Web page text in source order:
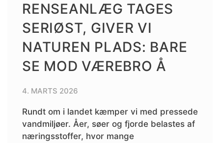
RENSEANLÆG TAGES
SERIØST, GIVER VI
NATUREN PLADS: BARE
SE MOD VÆREBRO Å
4. MARTS 2026
Rundt om i landet kæmper vi med pressede
vandmiljøer. Åer, søer og fjorde belastes af
næringsstoffer, hvor mange